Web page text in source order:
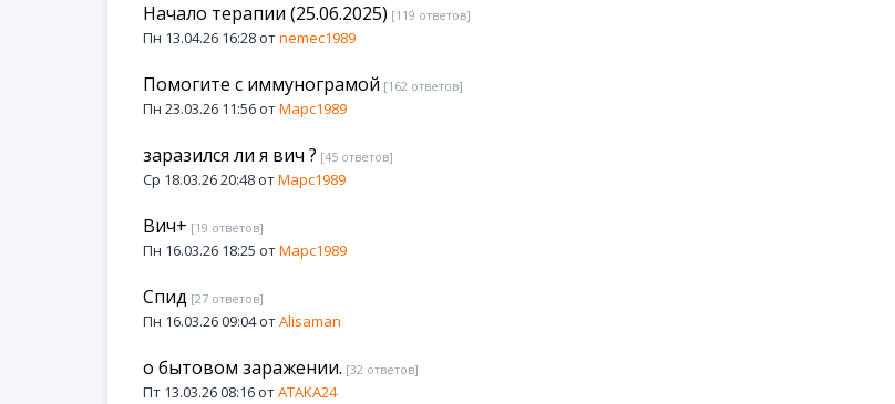
Начало терапии (25.06.2025) [119 ответов]
Пн 13.04.26 16:28 отnemec1989
Помогите с иммунограмой [162 ответов]
Пн 23.03.26 11:56 отМарс1989
заразился ли я вич ? [45 ответов]
Ср 18.03.26 20:48 отМарс1989
Вич+ [19 ответов]
Пн 16.03.26 18:25 отМарс1989
Спид [27 ответов]
Пн 16.03.26 09:04 отAlisaman
о бытовом заражении. [32 ответов]
Пт 13.03.26 08:16 отATAKA24